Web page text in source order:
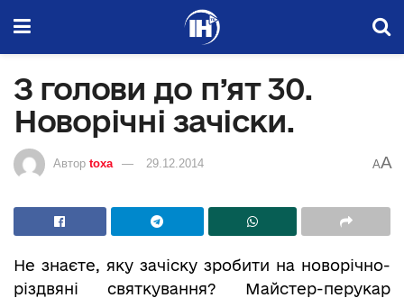
З голови до п’ят 30.
Новорічні зачіски.
Автор toxa 29.12.2014 AA
Не знаєте, яку зачіску зробити на новорічно-
різдвяні святкування? Майстер-перукар